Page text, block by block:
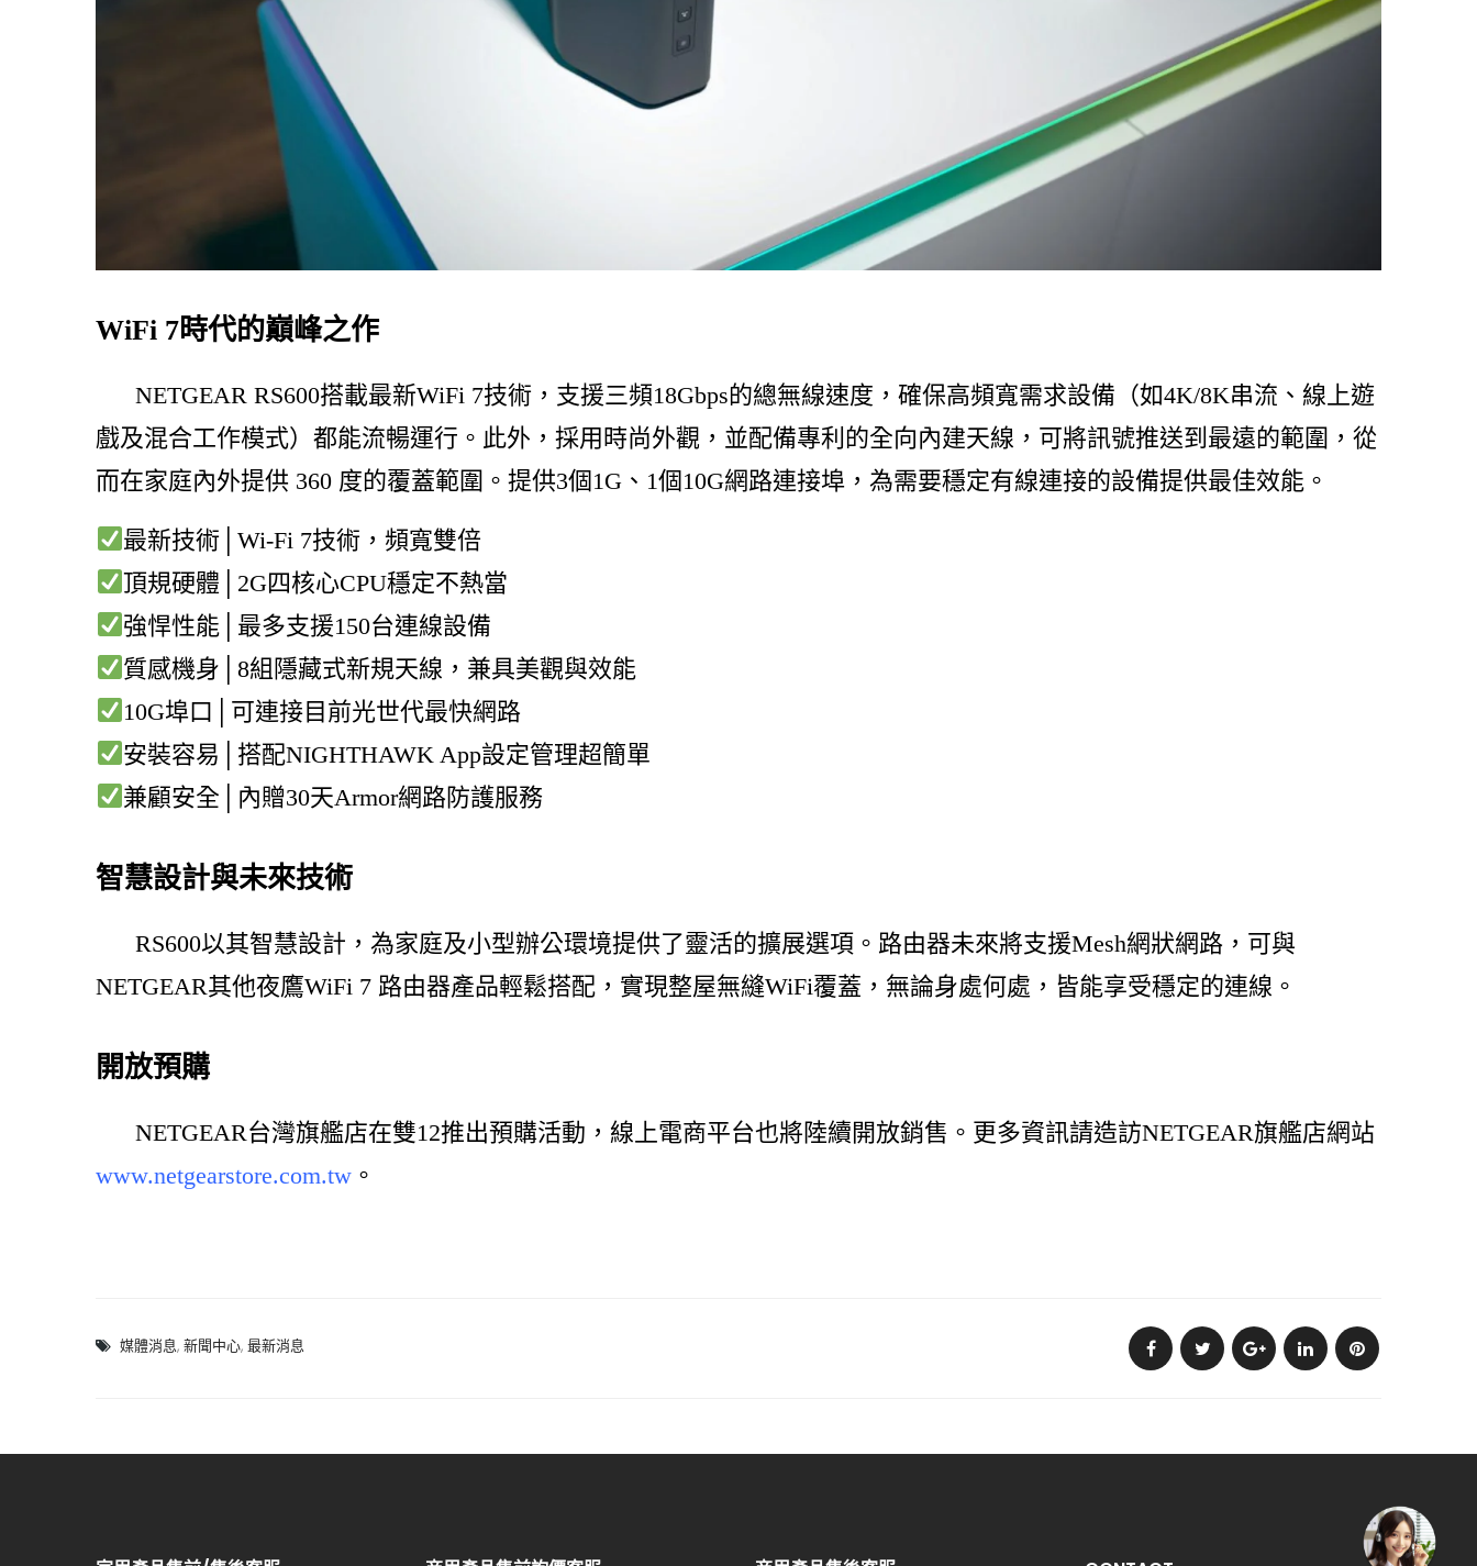
WiFi 7時代的巔峰之作
NETGEAR RS600搭載最新WiFi 7技術，支援三頻18Gbps的總無線速度，確保高頻寬需求設備（如4K/8K串流、線上遊
戲及混合工作模式）都能流暢運行。此外，採用時尚外觀，並配備專利的全向內建天線，可將訊號推送到最遠的範圍，從
而在家庭內外提供 360 度的覆蓋範圍。提供3個1G、1個10G網路連接埠，為需要穩定有線連接的設備提供最佳效能。
最新技術│Wi-Fi 7技術，頻寬雙倍
頂規硬體│2G四核心CPU穩定不熱當
強悍性能│最多支援150台連線設備
質感機身│8組隱藏式新規天線，兼具美觀與效能
10G埠口│可連接目前光世代最快網路
安裝容易│搭配NIGHTHAWK App設定管理超簡單
兼顧安全│內贈30天Armor網路防護服務
智慧設計與未來技術
RS600以其智慧設計，為家庭及小型辦公環境提供了靈活的擴展選項。路由器未來將支援Mesh網狀網路，可與
NETGEAR其他夜鷹WiFi 7 路由器產品輕鬆搭配，實現整屋無縫WiFi覆蓋，無論身處何處，皆能享受穩定的連線。
開放預購
NETGEAR台灣旗艦店在雙12推出預購活動，線上電商平台也將陸續開放銷售。更多資訊請造訪NETGEAR旗艦店網站
www.netgearstore.com.tw 。
媒體消息, 新聞中心, 最新消息